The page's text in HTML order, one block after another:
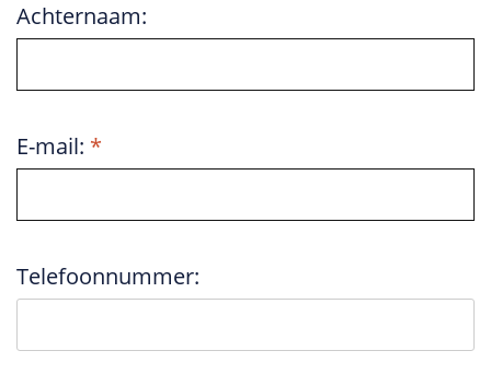
Achternaam:
E-mail:
Telefoonnummer: